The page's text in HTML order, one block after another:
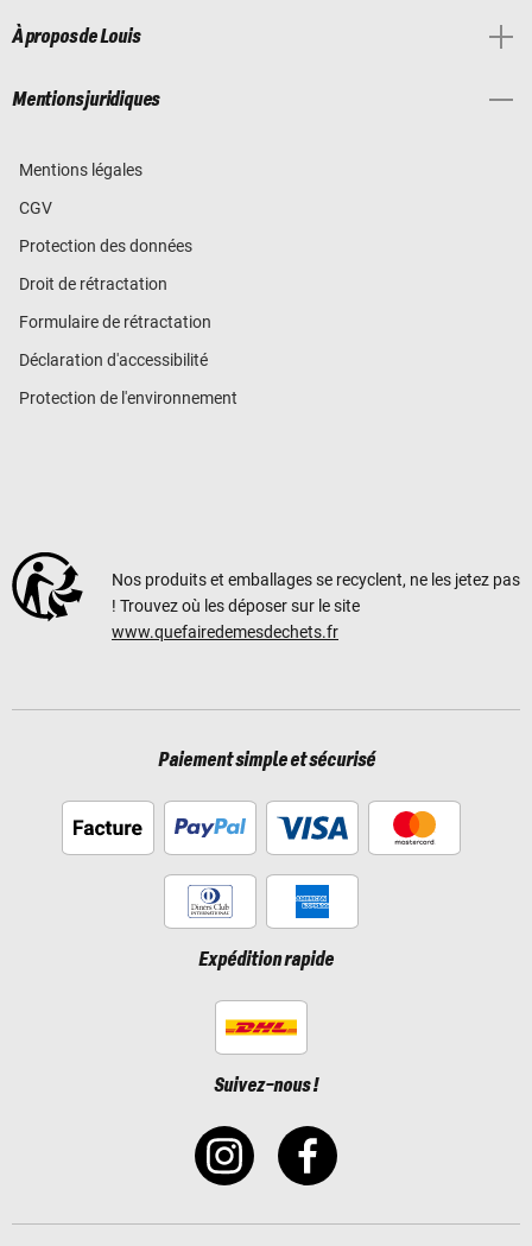
À propos de Louis
Mentions juridiques
Mentions légales
CGV
Protection des données
Droit de rétractation
Formulaire de rétractation
Déclaration d'accessibilité
Protection de l'environnement
Nos produits et emballages se recyclent, ne les jetez pas
! Trouvez où les déposer sur le site
www.quefairedemesdechets.fr
Paiement simple et sécurisé
Expédition rapide
Suivez-nous !